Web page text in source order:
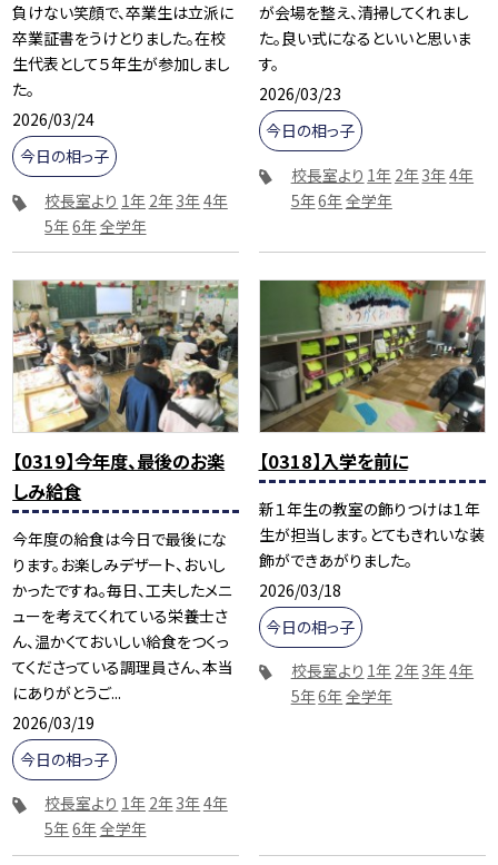
負けない笑顔で、卒業生は立派に
卒業証書をうけとりました。在校
生代表として５年生が参加しまし
た。
2026/03/24
今日の相っ子
校長室より 1年 2年3年4年
5年6年全学年
が会場を整え、清掃してくれまし
た。良い式になるといいと思いま
す。
2026/03/23
今日の相っ子
校長室より 1年 2年3年4年
5年6年全学年
【0319】今年度、最後のお楽
しみ給食
今年度の給食は今日で最後にな
ります。お楽しみデザート、おいし
かったですね。毎日、工夫したメニ
ューを考えてくれている栄養士さ
ん、温かくておいしい給食をつくっ
てくださっている調理員さん、本当
にありがとうご...
2026/03/19
今日の相っ子
校長室より 1年 2年3年4年
5年6年全学年
【0318】入学を前に
新１年生の教室の飾りつけは１年
生が担当します。とてもきれいな装
飾ができあがりました。
2026/03/18
今日の相っ子
校長室より 1年 2年3年4年
5年6年全学年